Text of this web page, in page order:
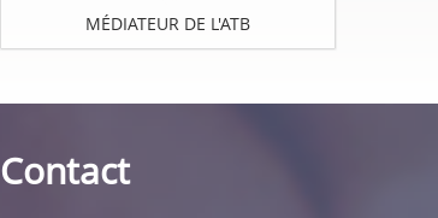
MÉDIATEUR DE L'ATB
Contact